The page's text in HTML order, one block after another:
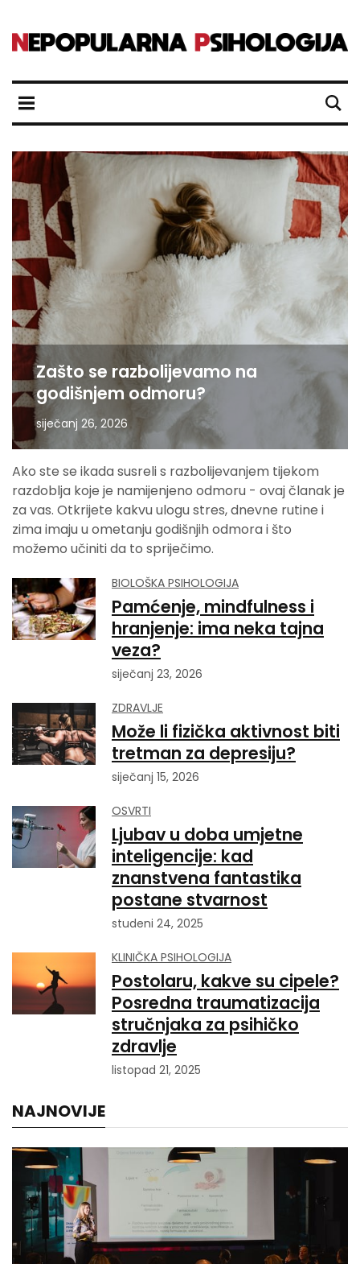
Zašto se razbolijevamo na
godišnjem odmoru?
siječanj 26, 2026
Ako ste se ikada susreli s razbolijevanjem tijekom
razdoblja koje je namijenjeno odmoru - ovaj članak je
za vas. Otkrijete kakvu ulogu stres, dnevne rutine i
zima imaju u ometanju godišnjih odmora i što
možemo učiniti da to spriječimo.
BIOLOŠKA PSIHOLOGIJA
Pamćenje, mindfulness i
hranjenje: ima neka tajna
veza?
siječanj 23, 2026
ZDRAVLJE
Može li fizička aktivnost biti
tretman za depresiju?
siječanj 15, 2026
OSVRTI
Ljubav u doba umjetne
inteligencije: kad
znanstvena fantastika
postane stvarnost
studeni 24, 2025
KLINIČKA PSIHOLOGIJA
Postolaru, kakve su cipele?
Posredna traumatizacija
stručnjaka za psihičko
zdravlje
listopad 21, 2025
NAJNOVIJE